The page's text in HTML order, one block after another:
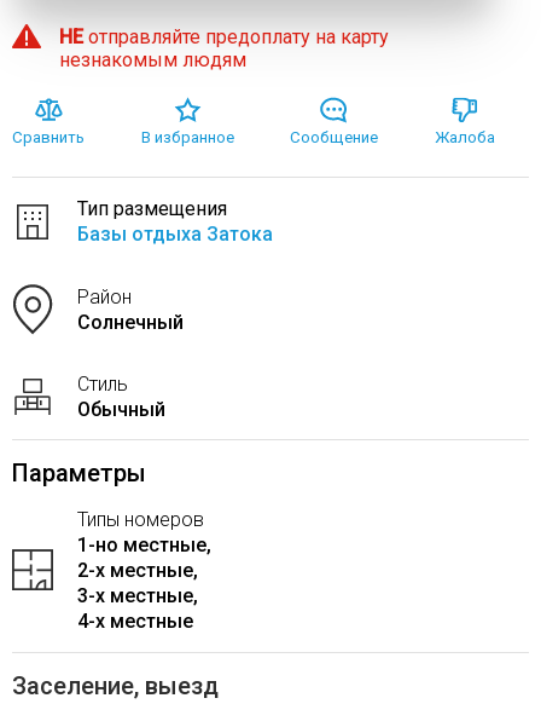
НЕотправляйте предоплату на карту
незнакомым людям
Сравнить В избранное Сообщение Жалоба
Тип размещения
Базы отдыха Затока
Район
Солнечный
Стиль
Обычный
Параметры
Типы номеров
1-но местные,
2-x местные,
3-x местные,
4-x местные
Заселение, выезд